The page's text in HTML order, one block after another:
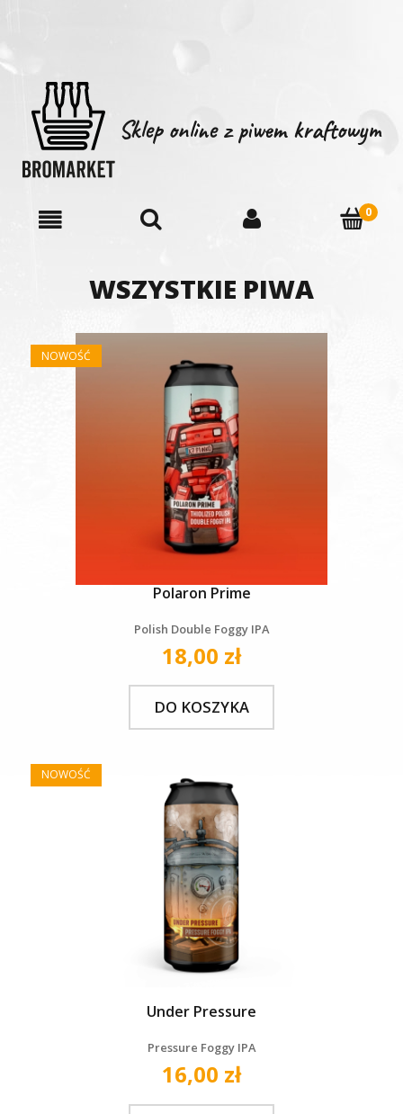
Sklep online z piwem kraftowym
WSZYSTKIE PIWA
Polaron Prime
Polish Double Foggy IPA
18,00 zł
DO KOSZYKA
NOWOŚĆ
Under Pressure
Pressure Foggy IPA
16,00 zł
NOWOŚĆ